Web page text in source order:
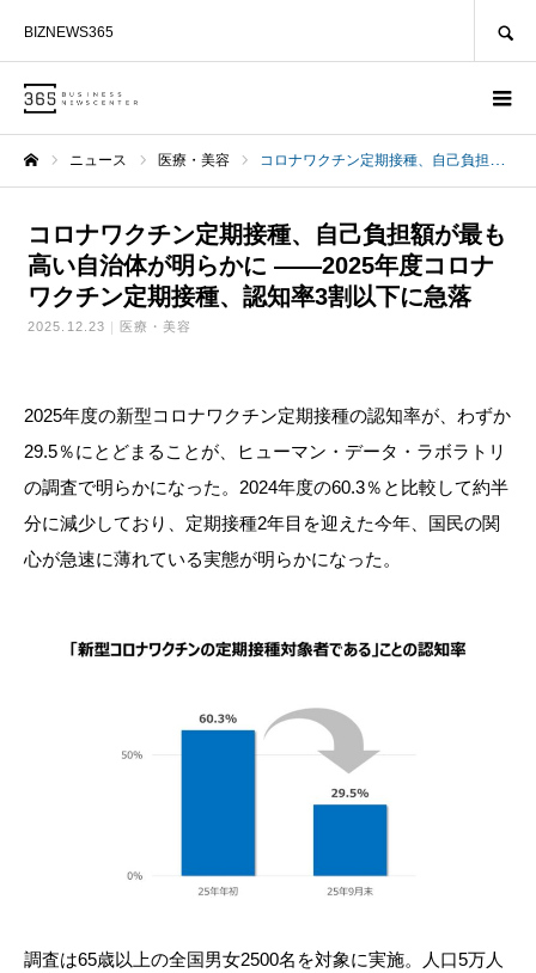
BIZNEWS365
ニュース 医療・美容 コロナワクチン定期接種、自己負担額が最も高い自治体が明らかに ——2025年度コロナワクチン定期接種、認知率3割以下に急落
コロナワクチン定期接種、自己負担額が最も
高い自治体が明らかに ——2025年度コロナ
ワクチン定期接種、認知率3割以下に急落
2025.12.23 医療・美容
2025年度の新型コロナワクチン定期接種の認知率が、わずか
29.5％にとどまることが、ヒューマン・データ・ラボラトリ
の調査で明らかになった。2024年度の60.3％と比較して約半
分に減少しており、定期接種2年目を迎えた今年、国民の関
心が急速に薄れている実態が明らかになった。
調査は65歳以上の全国男女2500名を対象に実施。人口5万人